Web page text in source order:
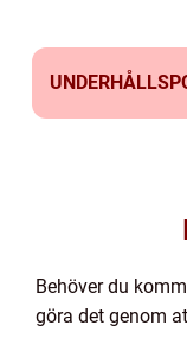
Behöver du
göra det genom